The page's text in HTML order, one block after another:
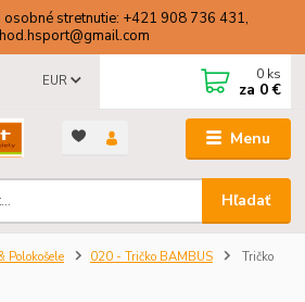
osobné stretnutie: +421 908 736 431,
Menu
EUR
Hľadať
0 ks
za 0 €
Polokošele 020 - Tričko BAMBUS
Tričko